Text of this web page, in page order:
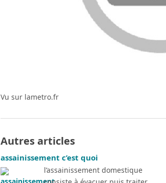
Vu sur lametro.fr
Autres articles
assainissement c’est quoi
l’assainissement domestique